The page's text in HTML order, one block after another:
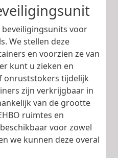
beveiligingsunits voor
We stellen deze
en voorzien ze van
kunt u zieken en
onruststokers tijdelijk
zijn verkrijgbaar in
van de grootte
ruimtes en
voor zowel
we kunnen deze overal